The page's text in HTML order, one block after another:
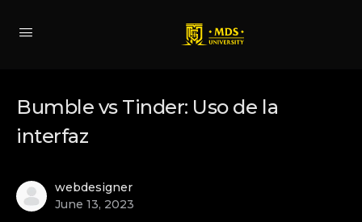
Bumble vs Tinder: Uso de la
interfaz
webdesigner
June 13, 2023